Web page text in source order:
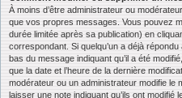
À moins d’être administrateur ou
que vos propres messages. Vous pouvez
durée limitée après sa publication) en
correspondant. Si quelqu’un a déjà
bas du message indiquant qu’il a été
que la date et l’heure de la dernière
modérateur ou un administrateur modifie le
laisser une note indiquant qu’ils ont